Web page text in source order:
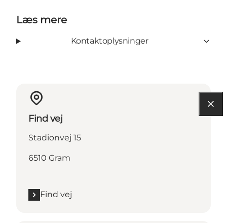
Læs mere
Kontaktoplysninger
Find vej
Stadionvej 15
6510 Gram
Find vej